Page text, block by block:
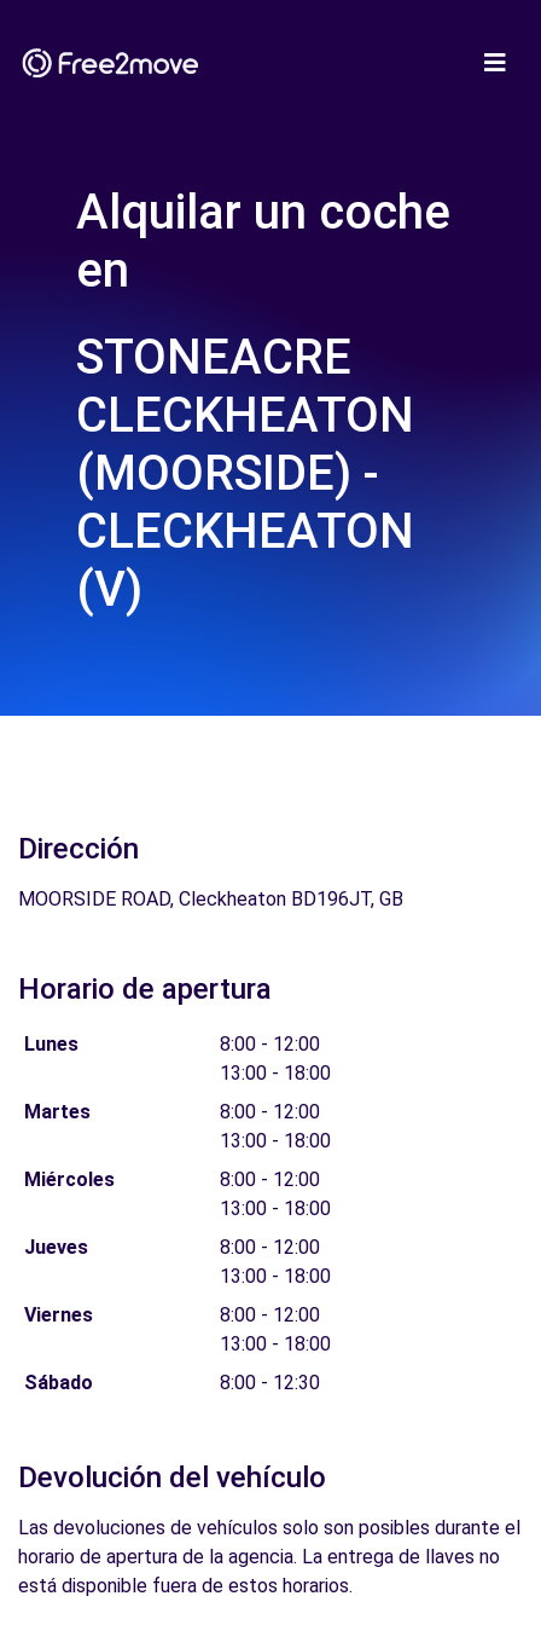
Alquilar un coche
en
STONEACRE
CLECKHEATON
(MOORSIDE) -
CLECKHEATON
(V)
Dirección
MOORSIDE ROAD, Cleckheaton BD196JT, GB
Horario de apertura
Lunes
8:00 - 12:00
13:00 - 18:00
Martes
8:00 - 12:00
13:00 - 18:00
Miércoles
8:00 - 12:00
13:00 - 18:00
Jueves
8:00 - 12:00
13:00 - 18:00
Viernes
8:00 - 12:00
13:00 - 18:00
Sábado
8:00 - 12:30
Devolución del vehículo
Las devoluciones de vehículos solo son posibles durante el
horario de apertura de la agencia. La entrega de llaves no
está disponible fuera de estos horarios.